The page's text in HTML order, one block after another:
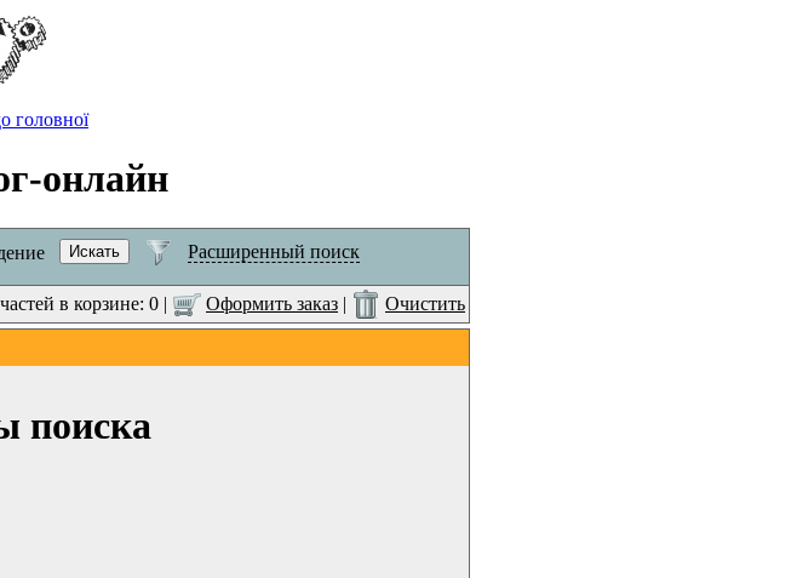
головної
онлайн
Расширенный поиск
в корзине: 0 | Оформить заказ | Очистить
поиска